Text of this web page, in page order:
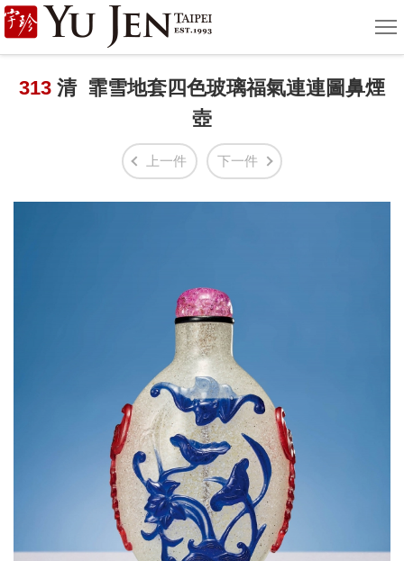
宇
珍
國
術
單
313 清 霏雪地套四色玻璃福氣連連圖鼻煙
壺
上一件 下一件